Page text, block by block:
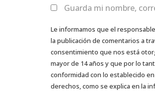
Guarda mi nombre,
Le informamos que el
la publicación de comentarios a
consentimiento que nos está
mayor de 14 años y que por lo
conformidad con lo establecido
derechos, como se explica en la